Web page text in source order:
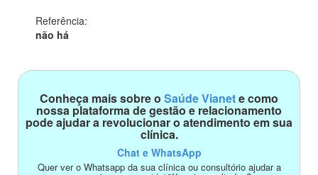
Referência:
não há
Conheça mais sobre o Saúde Vianete como
nossa plataforma de gestão e relacionamento
pode ajudar a revolucionar o atendimento em sua
clínica.
Chat e WhatsApp
Quer ver o Whatsapp da sua clínica ou consultório ajudar a